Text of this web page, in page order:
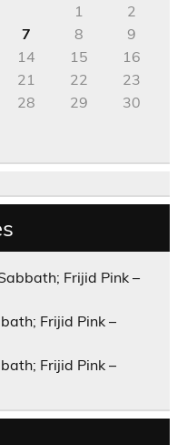
1
2
7 8
9
14 15
16
21 22
23
28 29
30
Frijid Pink –
Frijid Pink –
Frijid Pink –